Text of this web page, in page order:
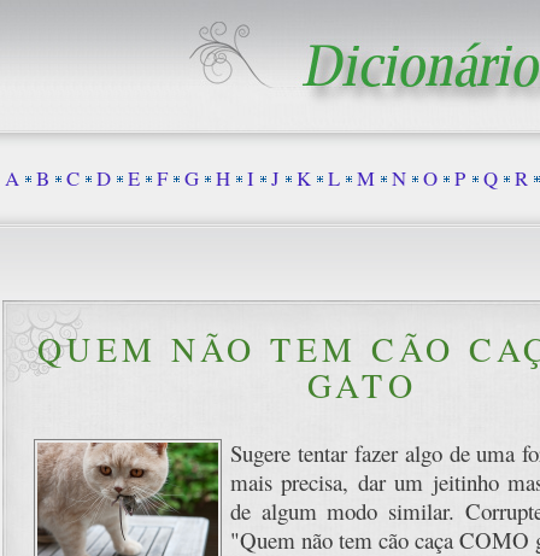
QUEM NÃO TEM CÃO
GATO
Sugere tentar fazer algo de uma
mais precisa, dar um jeitinho
de algum modo similar.
"Quem não tem cão caça COMO
A B C D E F G H I J K L M N O P Q R